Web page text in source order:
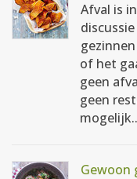
Afval is
of het
geen
geen
Gewoon